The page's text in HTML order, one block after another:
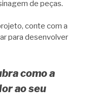
de peças.
conte com a
para desenvolver
como a
ao seu